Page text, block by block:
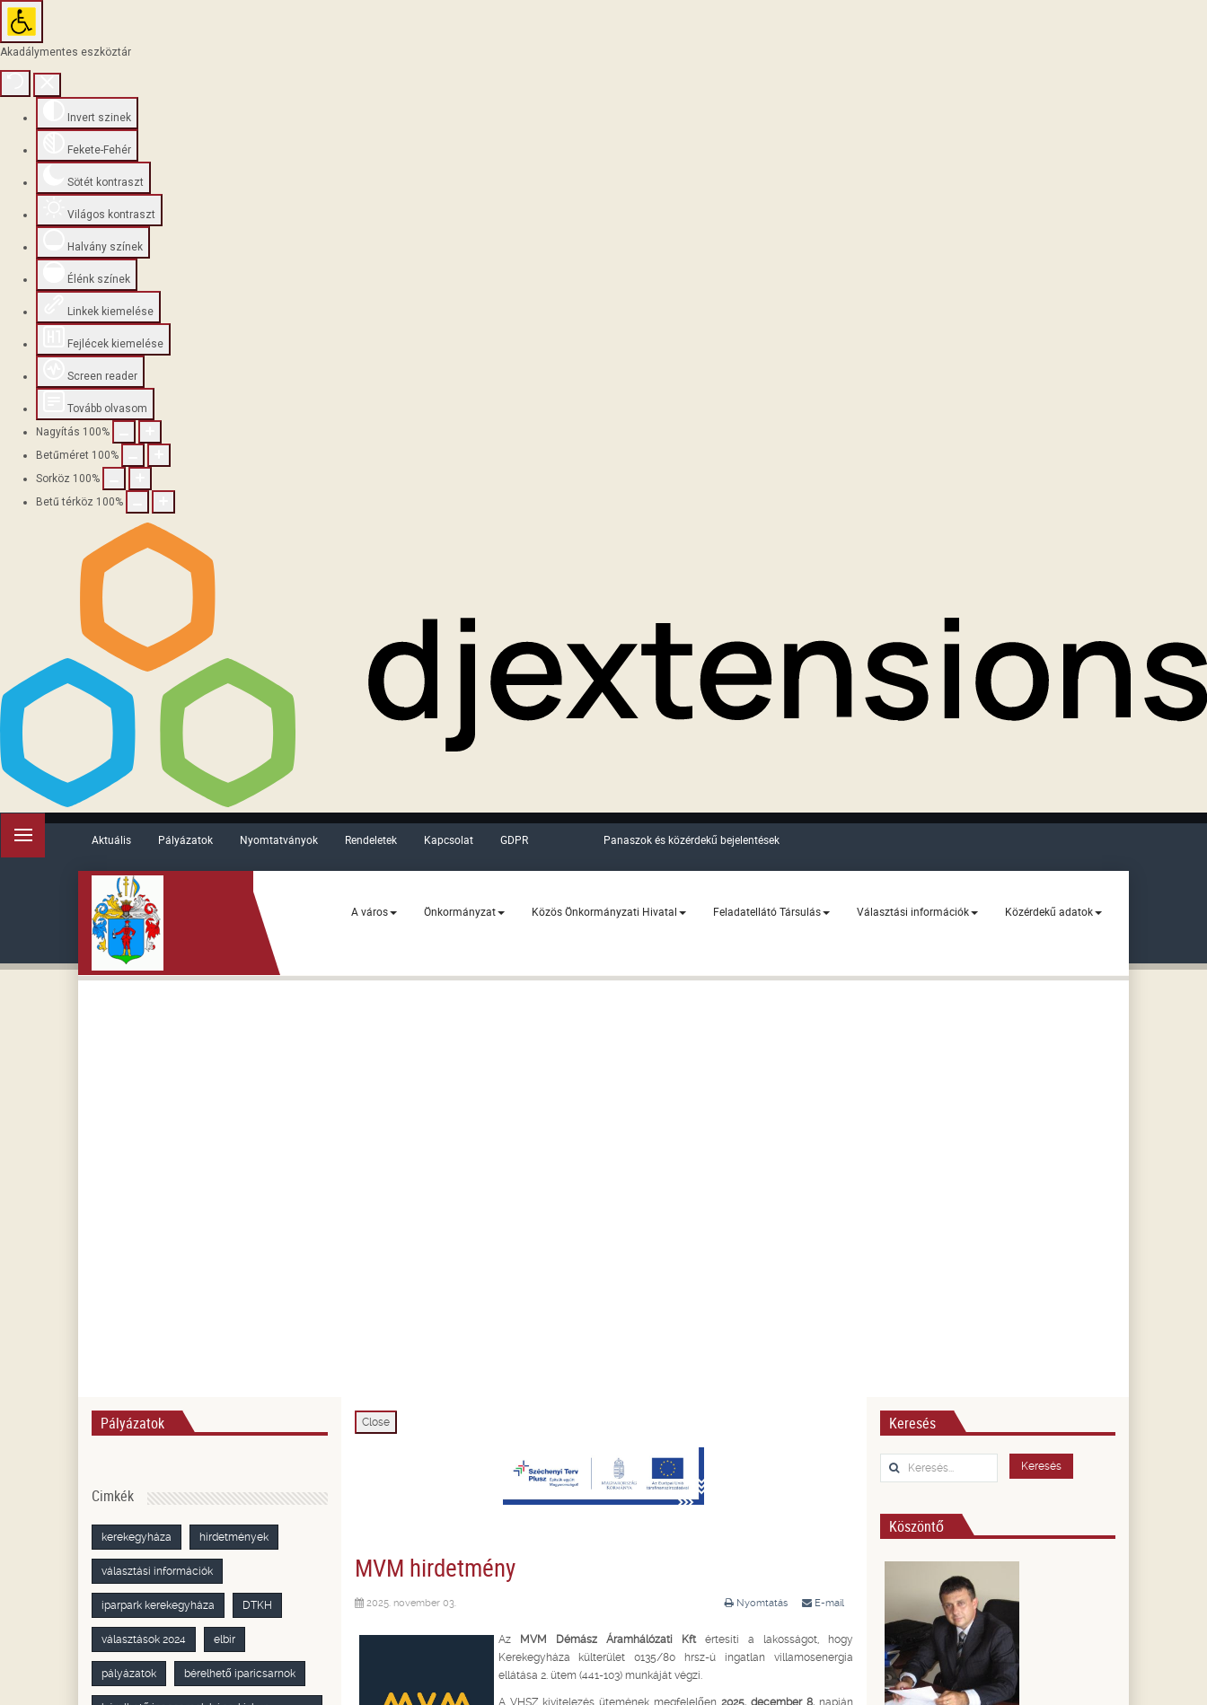
Akadálymentes eszköztár
Invert szinek
Fekete-Fehér
Sötét kontraszt
Világos kontraszt
Halvány színek
Élénk színek
Linkek kiemelése
Fejlécek kiemelése
Screen reader
Tovább olvasom
Nagyítás 100%
Betűméret 100%
Sorköz 100%
Betű térköz 100%
Aktuális Pályázatok Nyomtatványok Rendeletek Kapcsolat GDPR Panaszok és közérdekű bejelentések
A város Önkormányzat Közös Önkormányzati Hivatal Feladatellátó Társulás Választási információk Közérdekű adatok
Close
MVM hirdetmény
Nyomtatás E-mail
2025. november 03.
Az MVM Démász Áramhálózati Kftértesíti a lakosságot, hogy
Kerekegyháza külterület 0135/80 hrsz-ú ingatlan villamosenergia
ellátása 2. ütem (441-103) munkáját végzi.
Pályázatok
Cimkék
kerekegyháza hirdetmények
választási információk
iparpark kerekegyháza DTKH
választások 2024 elbir
pályázatok bérelhető iparicsarnok
Keresés
Keresés... Keresés
Köszöntő